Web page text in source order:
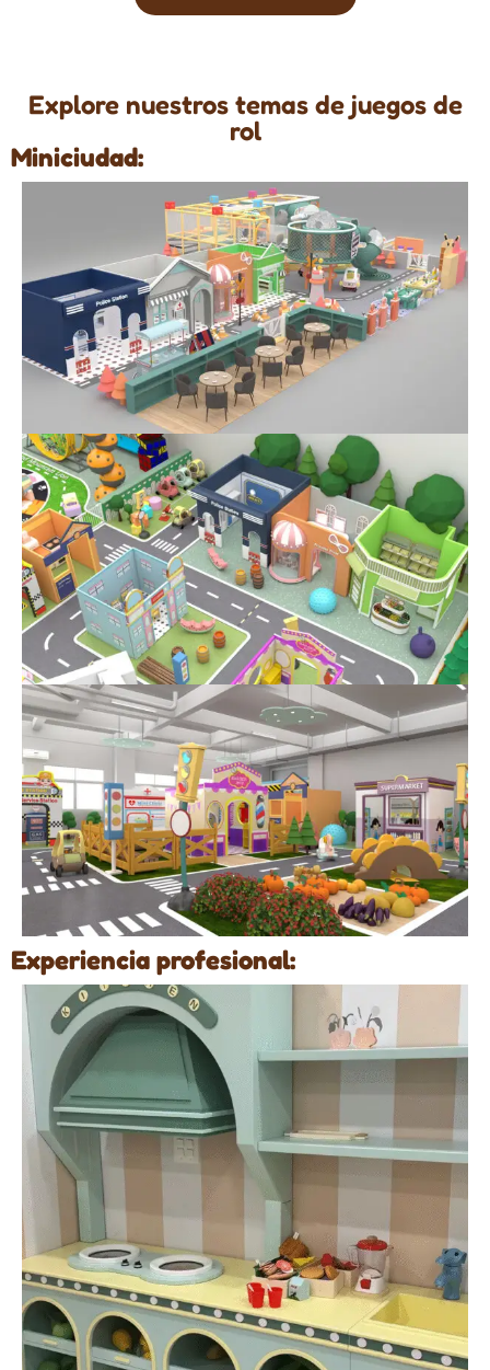
Explore nuestros temas de juegos de
rol
Miniciudad:
Experiencia profesional: